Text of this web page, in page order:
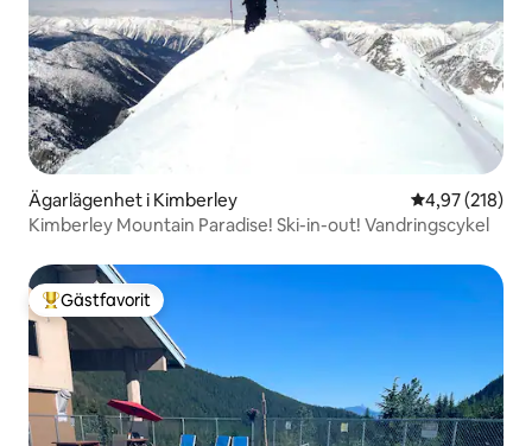
Ägarlägenhet i Kimberley 4,97 av 5 i
4,97 (218)
Kimberley Mountain Paradise! Ski-in-out! Vandringscykel
Populär gästfavorit
Gästfavorit